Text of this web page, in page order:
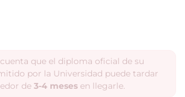
que el diploma oficial de su
por la Universidad puede tardar
de 3-4 meses en llegarle.